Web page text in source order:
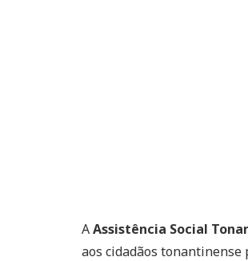
AAssistência Social
aos cidadãos tonantinense